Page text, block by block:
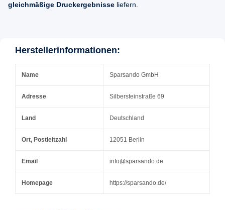
gleichmäßige Druckergebnisse liefern.
Herstellerinformationen:
Name Sparsando GmbH
Adresse Silbersteinstraße 69
Land Deutschland
Ort, Postleitzahl 12051 Berlin
Email info@sparsando.de
Homepage https://sparsando.de/